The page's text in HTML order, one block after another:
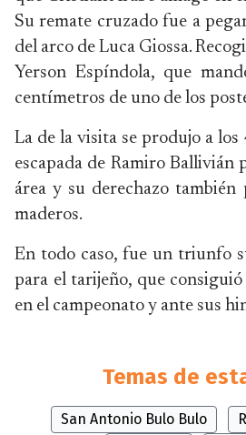
Su remate cruzado fue a
del arco de Luca Giossa.
Yerson Espíndola, que
centímetros de uno de los
La de la visita se produjo a los
escapada de Ramiro Ballivián
área y su derechazo también
maderos.
En todo caso, fue un triunfo
para el tarijeño, que
en el campeonato y ante sus
Temas de
San Antonio Bulo Bulo